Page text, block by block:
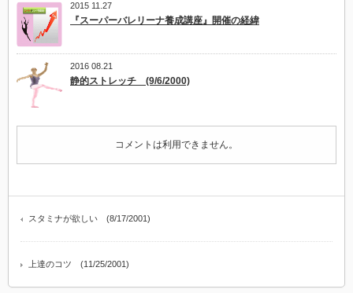
2015 11.27
『スーパーバレリーナ養成講座』開催の経緯
2016 08.21
静的ストレッチ (9/6/2000)
コメントは利用できません。
スタミナが欲しい (8/17/2001)
上達のコツ (11/25/2001)